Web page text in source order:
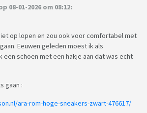
08-01-2026 om 08:12:
op lopen en zou ook voor comfortabel met
Eeuwen geleden moest ik als
een schoen met een hakje aan dat was echt
gaan :
ara-rom-hoge-sneakers-zwart-476617/